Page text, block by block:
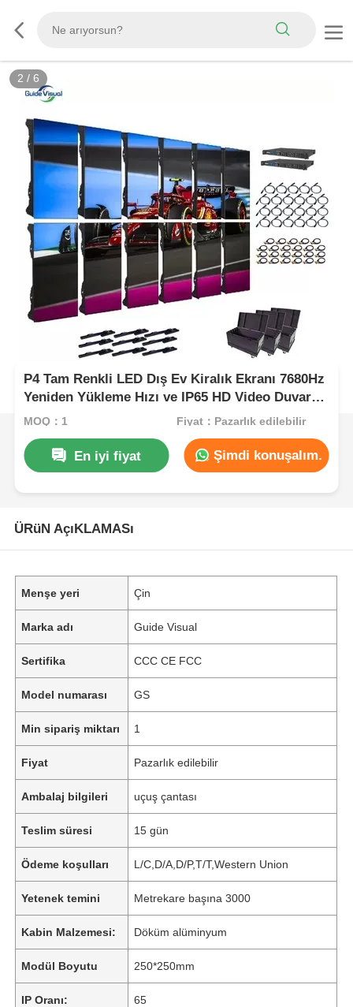
3 / 6
P4 Tam Renkli LED Dış Ev Kiralık Ekranı 7680Hz
Yeniden Yükleme Hızı ve IP65 HD Video Duvar
Ekranı için Su geçirmez
MOQ：1 Fiyat：Pazarlık edilebilir
En iyi fiyat Şimdi konuşalım.
ÜRüN AçıKLAMASı
Menşe yeri Çin
Marka adı Guide Visual
Sertifika CCC CE FCC
Model numarası GS
Min sipariş miktarı 1
Fiyat Pazarlık edilebilir
Ambalaj bilgileri uçuş çantası
Teslim süresi 15 gün
Ödeme koşulları L/C,D/A,D/P,T/T,Western Union
Yetenek temini Metrekare başına 3000
Kabin Malzemesi: Döküm alüminyum
Modül Boyutu 250*250mm
IP Oranı: 65